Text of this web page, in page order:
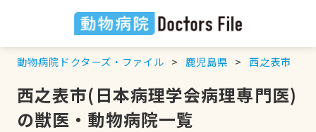
動物病院ドクターズ・ファイル 鹿児島県 西之表市
西之表市(日本病理学会病理専門医)
の獣医・動物病院一覧